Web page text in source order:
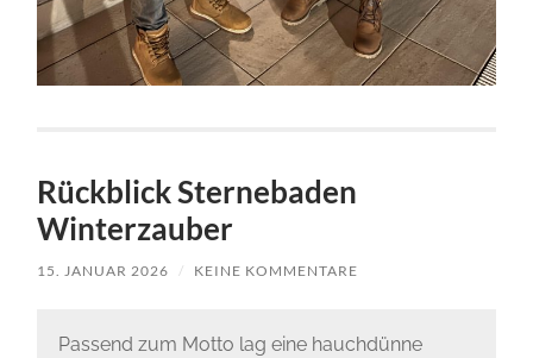
Rückblick Sternebaden
Winterzauber
15. JANUAR 2026 / KEINE KOMMENTARE
Passend zum Motto lag eine hauchdünne